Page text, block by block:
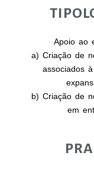
Apoio ao
a) Criação de
associados
b) Criação de
em